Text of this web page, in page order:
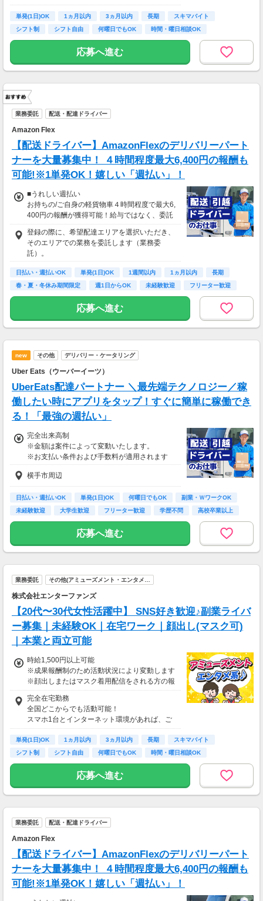
月収15万円～25万円
■主婦Cさん（月100時間程度）
月収20万円以上
現在活躍中のライバーの多くは会社員や主婦の
方。
本業や家庭と両立しながら副業として活動され
ています。
自宅からスタートできます。
通勤時間ゼロだから、本業やプライベートとの
両立もラクラク♪
単発(1日)OK 1ヵ月以内 3ヵ月以内 長期
スキマバイト
シフト制
シフト自由 何曜日でもOK 時間・曜日相談OK
応募へ進む
業務委託 配送・配達ドライバー
Amazon Flex
【配送ドライバー】AmazonFlexのデリバリーパート
ナーを大量募集中！ ４時間程度最大6,400円の報酬も
可能!※1単発OK！嬉しい「週払い」！
■うれしい週払い
お持ちの/ご自身の軽貨物車４時間程度で最大6,
400円の報酬が獲得可能！給与ではなく、委託
業務に応じた報酬をお支払いする業務委託のお
仕事です。うれしい週払い。
※東北エリアで4-6月に稼働した場合を想定。
地域により異なります
※報酬は規約にしたがい配達完了の15日後に支
で前週稼働分をお支払いします。
登録の際に、希望配達エリアを選択いただき、
そのエリアでの業務を委託します（業務委
登録の際に、希望配達エリアを選択いただき、
そのエリアでの業務を委託します（業務委
託）。
日払い・週払いOK 単発(1日)OK 1週間以内 1ヵ月以内
長期
春・夏・冬休み期間限定
週1日からOK 未経験歓迎 フリーター歓迎
応募へ進む
new その他 デリバリー・ケータリング
Uber Eats（ウーバーイーツ）
UberEats配達パートナー ＼最先端テクノロジー／稼
働したい時にアプリをタップ！すぐに簡単に稼働でき
る！「最強の週払い」
完全出来高制
※金額は案件によって変動いたします。
※お支払い条件および手数料が適用されます
横手市周辺
日払い・週払いOK 単発(1日)OK 何曜日でもOK
副業・ＷワークOK
未経験歓迎
大学生歓迎 フリーター歓迎 学歴不問 高校卒業以上
応募へ進む
業務委託 その他(アミューズメント・エンタメ…
株式会社エンターファンズ
【20代〜30代女性活躍中】 SNS好き歓迎♪副業ライバ
ー募集｜未経験OK｜在宅ワーク｜顔出し(マスク可)
｜本業と両立可能
時給1,500円以上可能
※成果報酬制のため活動状況により変動します
※顔出しまたはマスク着用配信をされる方の報
酬基準となります
【収入例】
■事務職Aさん（週3日・月50時間程度）
月収8万円～15万円
月収15万円～25万円
■主婦Cさん（月100時間程度）
月収20万円以上
現在活躍中のライバーの多くは会社員や主婦の
方。
本業や家庭と両立しながら副業として活動され
ています。
完全在宅勤務
全国どこからでも活動可能！
スマホ1台とインターネット環境があれば、ご
自宅からスタートできます。
通勤時間ゼロだから、本業やプライベートとの
両立もラクラク♪
単発(1日)OK 1ヵ月以内 3ヵ月以内 長期
スキマバイト
シフト制
シフト自由 何曜日でもOK 時間・曜日相談OK
応募へ進む
業務委託 配送・配達ドライバー
Amazon Flex
【配送ドライバー】AmazonFlexのデリバリーパート
ナーを大量募集中！ ４時間程度最大6,400円の報酬も
可能!※1単発OK！嬉しい「週払い」！